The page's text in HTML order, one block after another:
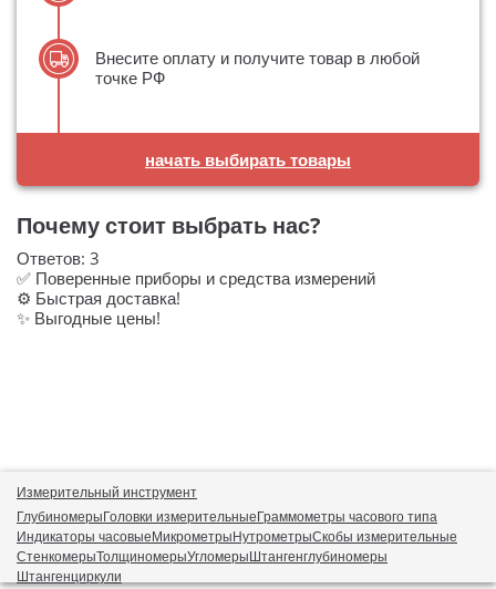
Внесите оплату и получите товар в любой
точке РФ
начать выбирать товары
Почему стоит выбрать нас?
Ответов: 3
✅ Поверенные приборы и средства измерений
⚙️ Быстрая доставка!
✨ Выгодные цены!
Измерительный инструмент
ГлубиномерыГоловки измерительныеГраммометры часового типа
Индикаторы часовыеМикрометрыНутрометрыСкобы измерительные
СтенкомерыТолщиномерыУгломерыШтангенглубиномеры
Штангенциркули